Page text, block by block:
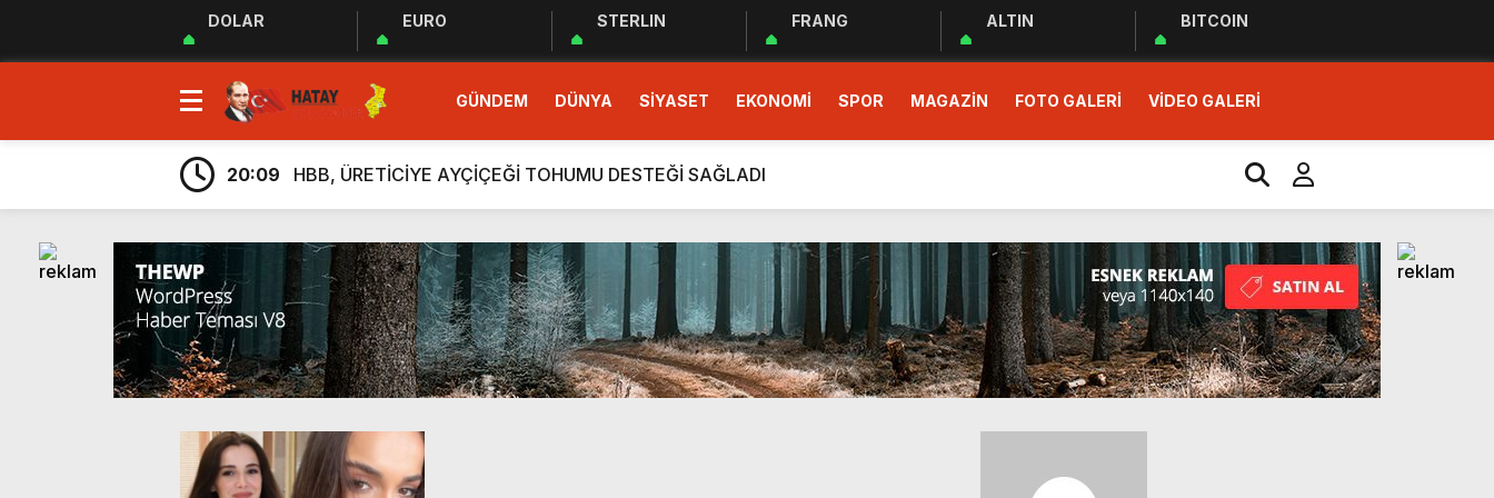
DOLAR EURO STERLIN FRANG ALTIN BITCOIN
GÜNDEM DÜNYA SİYASET EKONOMİ SPOR MAGAZİN FOTO GALERİ VİDEO GALERİ
23:35
MUHTARLAR AKADEMİSİ EĞİTİM PROGRAMI BAŞLADI
9:33
“Özgür ve ilkeli basın demokrasinin güvencesidir”
20:17
Uluslararası Gazeteciler Cemiyeti Hatay Şubesi’nden Ada İşitme Merkezi’ne Teşekkür Ziyareti
20:09
HBB, ÜRETİCİYE AYÇİÇEĞİ TOHUMU DESTEĞİ SAĞLADI
20:05
Güç Birliği” İlan Edildi!
6:38
Üretim, İstihdam ve Yatırım Taahhütleri Takipte
6:23
ARSUZ İLÇE SAĞLIK MÜDÜRLÜĞÜNDEN YÜKSEK RİSKLİ GEBEYE EV ZİYARETİ
6:13
Taziye Evi Projesi Tamamen Halkın Talebidir”
5:54
“Lezzetin ve Kültürün Lideri: Hatay
5:48
Hatay Depki Halk Oyunları Ekibi Türkiye Üçüncüsü Oldu
9:33
“Özgür ve ilkeli basın demokrasinin güvencesidir”